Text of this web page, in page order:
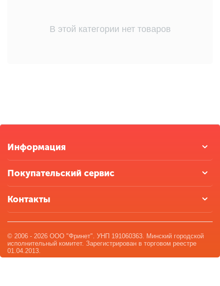
В этой категории нет товаров
Информация
Покупательский сервис
Контакты
© 2006 - 2026 ООО "Фринет". УНП 191060363. Минский городской
исполнительный комитет. Зарегистрирован в торговом реестре
01.04.2013.